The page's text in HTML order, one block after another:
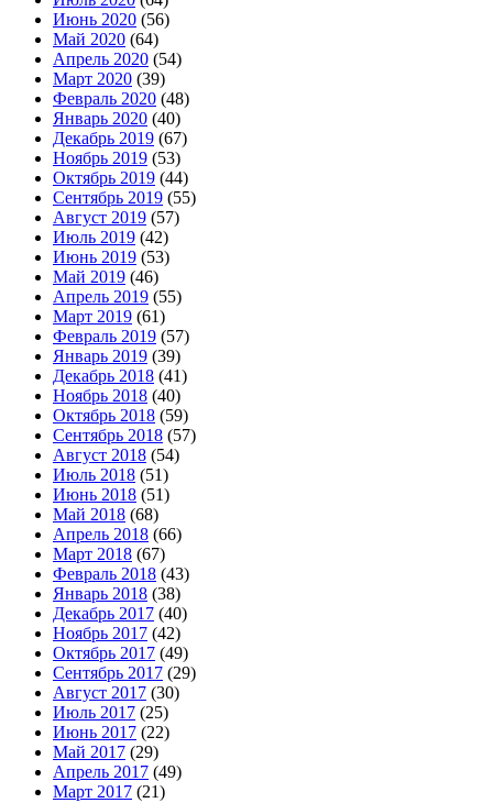
Июнь 2020 (56)
Май 2020 (64)
Апрель 2020 (54)
Март 2020 (39)
Февраль 2020 (48)
Январь 2020 (40)
Декабрь 2019 (67)
Ноябрь 2019 (53)
Октябрь 2019 (44)
Сентябрь 2019 (55)
Август 2019 (57)
Июль 2019 (42)
Июнь 2019 (53)
Май 2019 (46)
Апрель 2019 (55)
Март 2019 (61)
Февраль 2019 (57)
Январь 2019 (39)
Декабрь 2018 (41)
Ноябрь 2018 (40)
Октябрь 2018 (59)
Сентябрь 2018 (57)
Август 2018 (54)
Июль 2018 (51)
Июнь 2018 (51)
Май 2018 (68)
Апрель 2018 (66)
Март 2018 (67)
Февраль 2018 (43)
Январь 2018 (38)
Декабрь 2017 (40)
Ноябрь 2017 (42)
Октябрь 2017 (49)
Сентябрь 2017 (29)
Август 2017 (30)
Июль 2017 (25)
Июнь 2017 (22)
Май 2017 (29)
Апрель 2017 (49)
Март 2017 (21)